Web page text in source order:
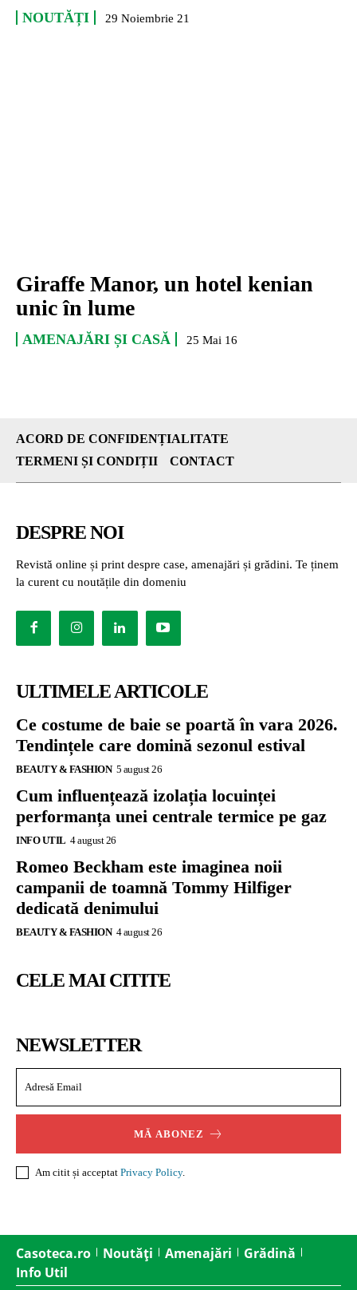
NOUTĂȚI 29 Noiembrie 21
Giraffe Manor, un hotel kenian
unic în lume
AMENAJĂRI ȘI CASĂ 25 Mai 16
ACORD DE CONFIDENȚIALITATE
TERMENI ȘI CONDIȚII
CONTACT
DESPRE NOI
Revistă online și print despre case, amenajări și grădini. Te ținem
la curent cu noutățile din domeniu
ULTIMELE ARTICOLE
Ce costume de baie se poartă în vara 2026.
Tendințele care domină sezonul estival
BEAUTY & FASHION 5 august 26
Cum influențează izolația locuinței
performanța unei centrale termice pe gaz
INFO UTIL 4 august 26
Romeo Beckham este imaginea noii
campanii de toamnă Tommy Hilfiger
dedicată denimului
BEAUTY & FASHION 4 august 26
CELE MAI CITITE
NEWSLETTER
MĂ ABONEZ
Am citit și acceptat Privacy Policy.
Casoteca.ro Noutăți Amenajări
Grădină
Info Util